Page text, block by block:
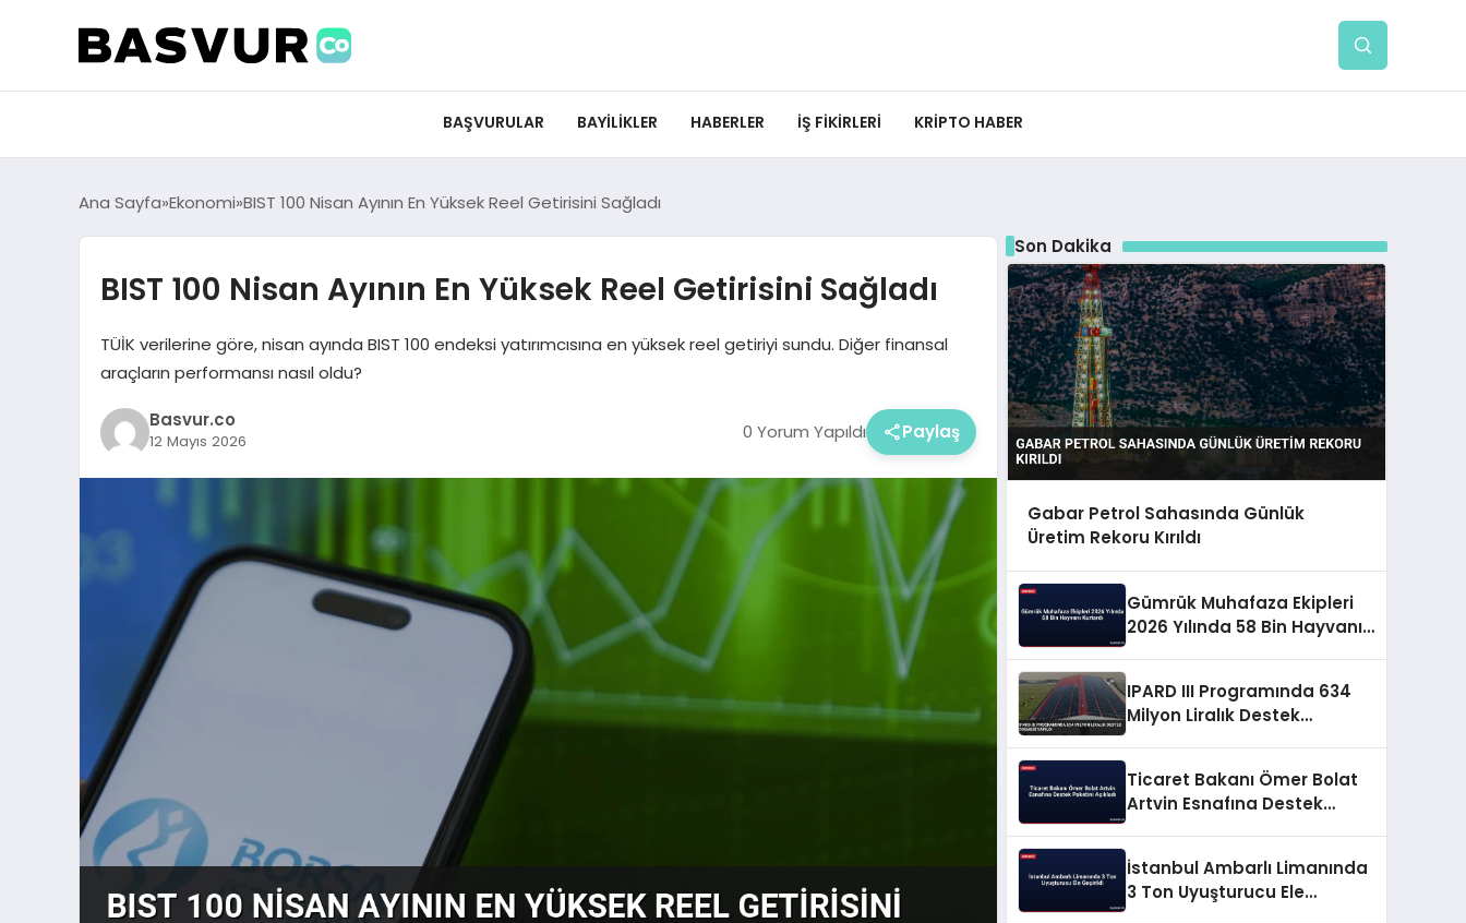
BAŞVURULAR BAYILIKLER HABERLER İŞ FIKIRLERI KRIPTO HABER
Ana Sayfa Ekonomi BIST 100 Nisan Ayının En Yüksek Reel Getirisini Sağladı
BIST 100 Nisan Ayının En Yüksek Reel Getirisini Sağladı
TÜİK verilerine göre, nisan ayında BIST 100 endeksi yatırımcısına en yüksek reel getiriyi sundu. Diğer finansal
araçların performansı nasıl oldu?
Basvur.co
12 Mayıs 2026 0 Yorum Yapıldı Paylaş
Son Dakika
Gabar Petrol Sahasında Günlük
Üretim Rekoru Kırıldı
Gümrük Muhafaza Ekipleri
2026 Yılında 58 Bin Hayvanı
IPARD III Programında 634
Milyon Liralık Destek
Ticaret Bakanı Ömer Bolat
Artvin Esnafına Destek
İstanbul Ambarlı Limanında
3 Ton Uyuşturucu Ele